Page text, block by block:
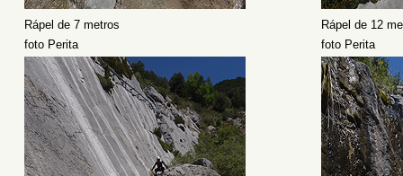
Rápel de 7 metros
Rápel de 12
foto Perita
foto Perita